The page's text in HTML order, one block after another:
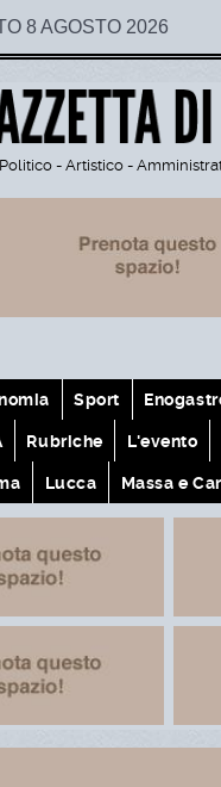
8 AGOSTO 2026
- Artistico -
Sport
Rubriche L'evento
Lucca Massa e